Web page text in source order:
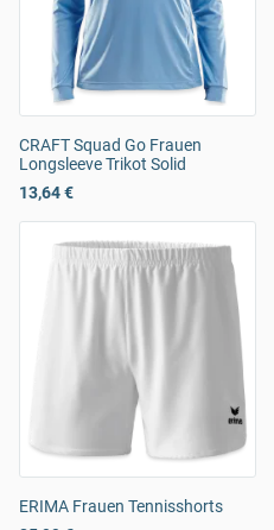
CRAFT Squad Go Frauen
Longsleeve Trikot Solid
13,64 €
ERIMA Frauen Tennisshorts